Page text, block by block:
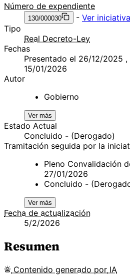
Número de expendiente
130/000030 - Ver
Tipo
Real Decreto-Ley
Fechas
Presentado el 26/12/2025
15/01/2026
Autor
Gobierno
Ver más
Estado Actual
Concluido - (Derogado)
Tramitación seguida por la
Pleno Convalidación
27/01/2026
Concluido -
Ver más
Fecha de actualización
5/2/2026
Resumen
Contenido generado por IA